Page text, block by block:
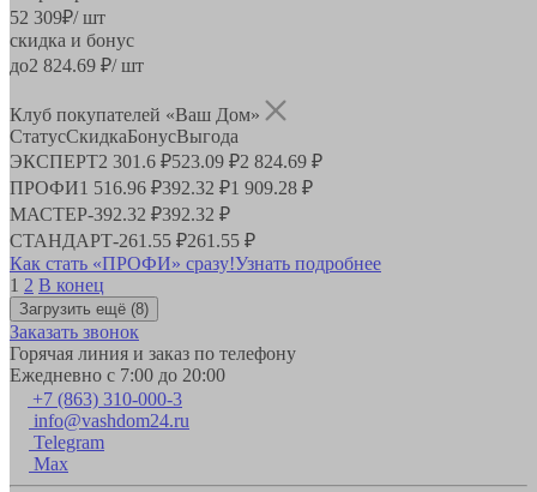
52 309₽/ шт
скидка и бонус
до2 824.69 ₽/ шт
Клуб покупателей «Ваш Дом»
СтатусСкидкаБонусВыгода
ЭКСПЕРТ2 301.6 ₽523.09 ₽2 824.69 ₽
ПРОФИ1 516.96 ₽392.32 ₽1 909.28 ₽
МАСТЕР-392.32 ₽392.32 ₽
СТАНДАРТ-261.55 ₽261.55 ₽
Как стать «ПРОФИ» сразу!Узнать подробнее
1 2 В конец
Загрузить ещё (8)
Заказать звонок
Горячая линия и заказ по телефону
Ежедневно с 7:00 до 20:00
+7 (863) 310-000-3
info@vashdom24.ru
Telegram
Max